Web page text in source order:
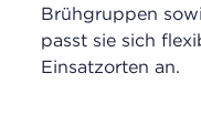
Brühgruppen
passt sie sich
Einsatzorten an.